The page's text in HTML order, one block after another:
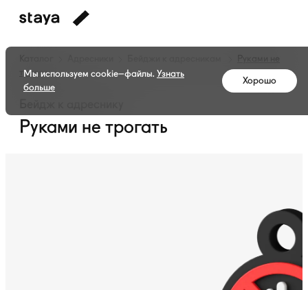
трогать
Руками не трогать
Мы используем cookie–файлы. Узнать
больше
Хорошо